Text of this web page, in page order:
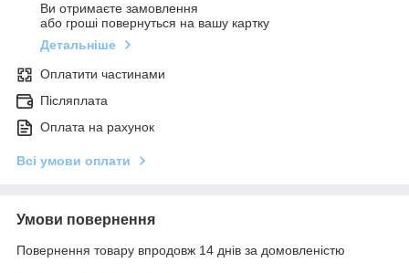
Ви отримаєте замовлення
або гроші повернуться на вашу картку
Детальніше
Оплатити частинами
Післяплата
Оплата на рахунок
Всі умови оплати
Умови повернення
Повернення товару впродовж 14 днів за домовленістю